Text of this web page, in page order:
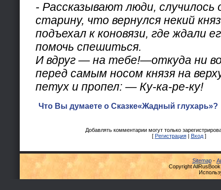
- Рассказывают люди, случилось
старину, что вернулся некий
подъехал к коновязи, где ждали
помочь спешиться.
И вдруг — на тебе!—откуда ни
перед самым носом князя на
петух и пропел: — Ку-ка-ре-ку!
Что Вы думаете о Сказке«Жадный глухарь»?
Добавлять комментарии могут только
[ Регистрация| Вход]
Sitemap-
Copyright